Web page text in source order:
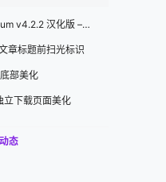
v4.2.2 汉化版 –
章标题前扫光标识
部美化
下载页面美化
态